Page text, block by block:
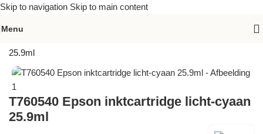
Skip to navigation Skip to main content
Menu
25.9ml
T760540 Epson inktcartridge licht-cyaan
25.9ml